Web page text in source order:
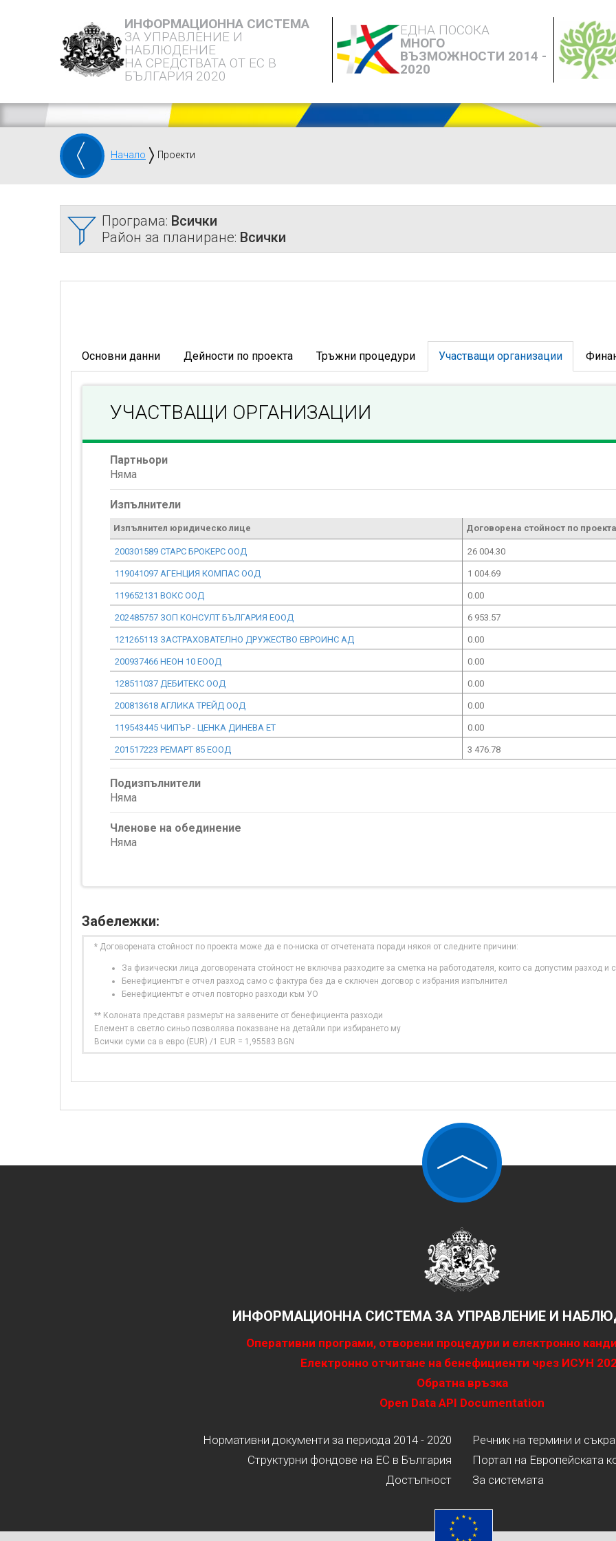
ИНФОРМАЦИОННА СИСТЕМА
ЗА УПРАВЛЕНИЕ И
НАБЛЮДЕНИЕ
НА СРЕДСТВАТА ОТ ЕС В
БЪЛГАРИЯ 2020
ЕДНА ПОСОКА
МНОГО
ВЪЗМОЖНОСТИ 2014 -
2020
Начало Проекти
Програма: Всички
Район за планиране: Всички
Основни данни Дейности по проекта Тръжни процедури Участващи организации
УЧАСТВАЩИ ОРГАНИЗАЦИИ
Партньори
Няма
Изпълнители
Изпълнител юридическо лице Договорена стойност по
200301589 СТАРС БРОКЕРС ООД 26 004.30
119041097 АГЕНЦИЯ КОМПАС ООД 1 004.69
119652131 ВОКС ООД 0.00
202485757 ЗОП КОНСУЛТ БЪЛГАРИЯ ЕООД 6 953.57
121265113 ЗАСТРАХОВАТЕЛНО ДРУЖЕСТВО ЕВРОИНС АД 0.00
200937466 НЕОН 10 ЕООД 0.00
128511037 ДЕБИТЕКС ООД 0.00
200813618 АГЛИКА ТРЕЙД ООД 0.00
119543445 ЧИПЪР - ЦЕНКА ДИНЕВА ЕТ 0.00
201517223 РЕМАРТ 85 ЕООД 3 476.78
Подизпълнители
Няма
Членове на обединение
Няма
Забележки:
* Договорената стойност по проекта може да е по-ниска от отчетената поради някоя от следните причини:
За физически лица договорената стойност не включва разходите за сметка на работодателя, които са допустим разход и
Бенефициентът е отчел разход само с фактура без да е сключен договор с избрания изпълнител
Бенефициентът е отчел повторно разходи към УО
** Колоната представя размерът на заявените от бенефициента разходи
Елемент в светло синьо позволява показване на детайли при избирането му
Всички суми са в евро (EUR) /1 EUR = 1,95583 BGN
ИНФОРМАЦИОННА СИСТЕМА ЗА УПРАВЛЕНИЕ И
Оперативни програми, отворени процедури и електронно
Електронно отчитане на бенефициенти чрез ИСУН
Обратна връзка
Open Data API Documentation
Нормативни документи за периода 2014 - 2020
Структурни фондове на ЕС в България
Достъпност
Речник на термини и
Портал на Европейската
За системата